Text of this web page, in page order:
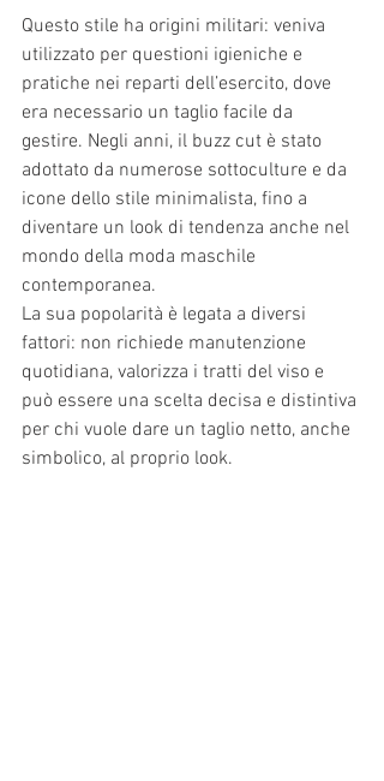
Questo stile ha origini militari: veniva
utilizzato per questioni igieniche e
pratiche nei reparti dell’esercito, dove
era necessario un taglio facile da
gestire. Negli anni, il buzz cut è stato
adottato da numerose sottoculture e da
icone dello stile minimalista, fino a
diventare un look di tendenza anche nel
mondo della moda maschile
contemporanea.
La sua popolarità è legata a diversi
fattori: non richiede manutenzione
quotidiana, valorizza i tratti del viso e
può essere una scelta decisa e distintiva
per chi vuole dare un taglio netto, anche
simbolico, al proprio look.